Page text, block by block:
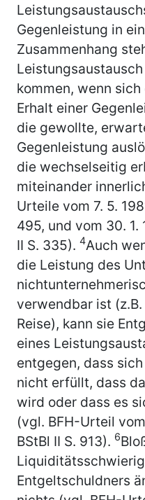
Gegenleistung in
Zusammenhang
kommen, wenn
Erhalt einer
die gewollte,
Gegenleistung
die wechselseitig
miteinander
Urteile vom 7. 5.
495, und vom 30. 1.
II S. 335). 4Auch
die Leistung des
verwendbar ist
Reise), kann sie
eines
entgegen, dass
nicht erfüllt, dass
wird oder dass es
(vgl. BFH-Urteil
BStBl II S. 913). 6
Entgeltschuldners